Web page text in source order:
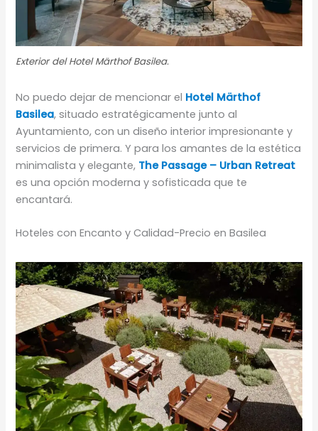
Exterior del Hotel Märthof Basilea.
No puedo dejar de mencionar el Hotel Märthof
Basilea, situado estratégicamente junto al
Ayuntamiento, con un diseño interior impresionante y
servicios de primera. Y para los amantes de la estética
minimalista y elegante, The Passage – Urban Retreat
es una opción moderna y sofisticada que te
encantará.
Hoteles con Encanto y Calidad-Precio en Basilea